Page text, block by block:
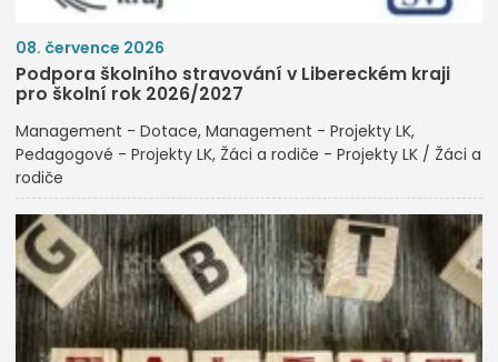
08. července 2026
Podpora školního stravování v Libereckém kraji
pro školní rok 2026/2027
Management - Dotace Management - Projekty LK
Pedagogové - Projekty LK Žáci a rodiče - Projekty LK / Žáci a
rodiče